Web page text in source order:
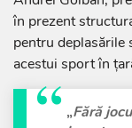
în prezent
pentru
acestui sport în
„Fără